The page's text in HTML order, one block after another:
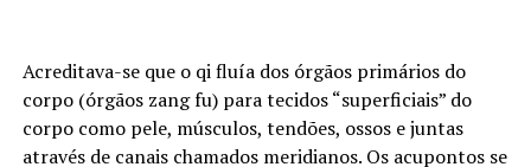
que conecta o mercado financeiro à realidade do campo.
Programação
Acreditava-se que o qi fluía dos órgãos primários do
corpo (órgãos zang fu) para tecidos “superficiais” do
corpo como pele, músculos, tendões, ossos e juntas
através de canais chamados meridianos. Os acupontos se